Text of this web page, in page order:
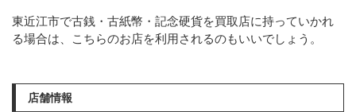
東近江市で古銭・古紙幣・記念硬貨を買取店に持っていかれ
る場合は、こちらのお店を利用されるのもいいでしょう。
店舗情報